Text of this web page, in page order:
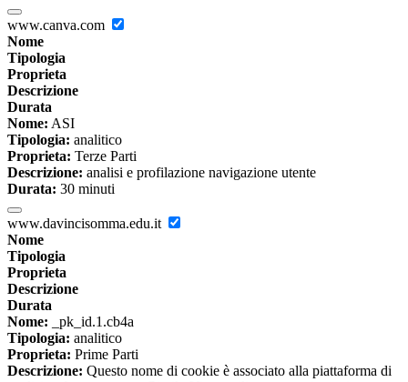
www.canva.com
Nome
Tipologia
Proprieta
Descrizione
Durata
Nome: ASI
Tipologia: analitico
Proprieta: Terze Parti
Descrizione: analisi e profilazione navigazione utente
Durata: 30 minuti
www.davincisomma.edu.it
Nome
Tipologia
Proprieta
Descrizione
Durata
Nome: _pk_id.1.cb4a
Tipologia: analitico
Proprieta: Prime Parti
Descrizione: Questo nome di cookie è associato alla piattaforma di